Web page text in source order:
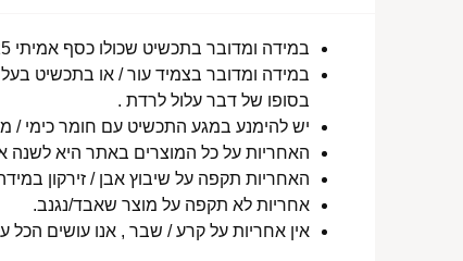
במידה ומדובר בתכשיט שכולו כסף אמיתי 925 או סטיינלס סטיל ללא ציפוי, התכשיט עמיד למים לטווח ארוך ביותר מעל שנה !
במידה ומדובר בצמיד עור / או בתכשיט
בסופו של דבר עלול לרדת .
יש להימנע במגע התכשיט עם חומר כימי /
האחריות על כל המוצרים באתר היא לשנה
האחריות תקפה על שיבוץ אבן / זירקון
אחריות לא תקפה על מוצר שאבד/נגנב.
אין אחריות על קרע / שבר , אנו עושים